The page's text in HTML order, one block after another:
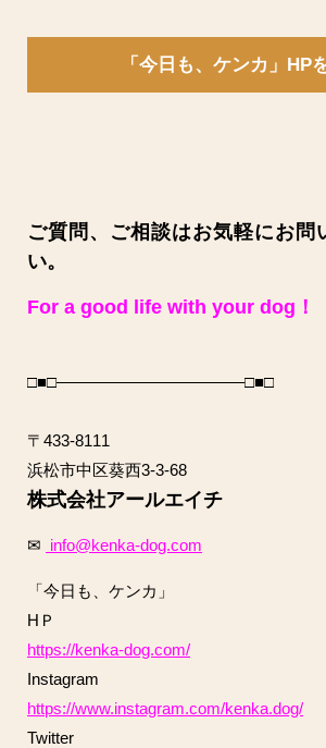
「今日も、ケンカ」HP
ご質問、ご相談はお気軽にお問
い。
For a good life with your dog！
□■□———————————–□■□
〒433-8111
浜松市中区葵西3-3-68
株式会社アールエイチ
✉ info@kenka-dog.com
「今日も、ケンカ」
HＰ
https://kenka-dog.com/
Instagram
https://www.instagram.com/kenka.dog/
Twitter